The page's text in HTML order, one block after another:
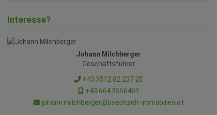
Interesse?
Johann Milchberger
Geschäftsführer
+43 3512 82 237 25
+43 664 2556469
johann.milchberger@boechzelt-immobilien.at